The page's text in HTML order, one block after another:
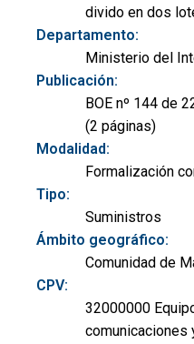
divido en dos
Departamento:
Ministerio del
Publicación:
BOE nº 144 de
(2 páginas)
Modalidad:
Formalización
Tipo:
Suministros
Ámbito geográfico:
Comunidad de
CPV:
32000000
comunicaciones